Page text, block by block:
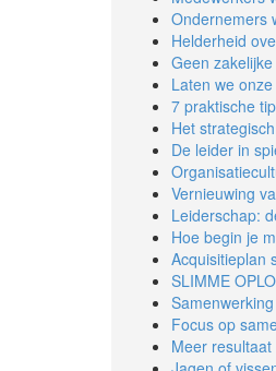
Ondernemers
Helderheid
Geen
Laten we
7 praktische
Het
De leider in
Vernieuwing
Leiderschap:
Hoe begin je
Acquisitieplan
SLIMME
Focus op
Meer